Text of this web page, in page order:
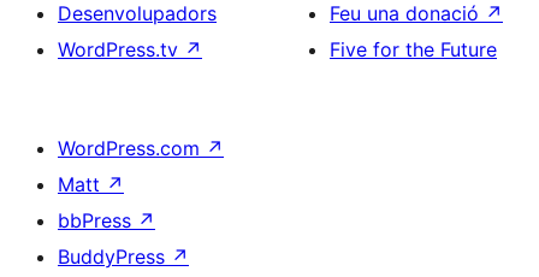
Desenvolupadors
WordPress.tv ↗
Feu una donació ↗
Five for the Future
WordPress.com ↗
Matt ↗
bbPress ↗
BuddyPress ↗